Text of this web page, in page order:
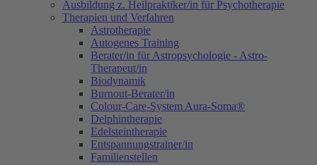
Ausbildung z. Heilpraktiker/in für Psychotherapie
Therapien und Verfahren
Astrotherapie
Autogenes Training
Berater/in für Astropsychologie - Astro-
Therapeut/in
Biodynamik
Burnout-Berater/in
Colour-Care-System Aura-Soma®
Delphintherapie
Edelsteintherapie
Entspannungstrainer/in
Familienstellen